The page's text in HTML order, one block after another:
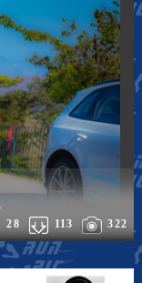
322
113
28